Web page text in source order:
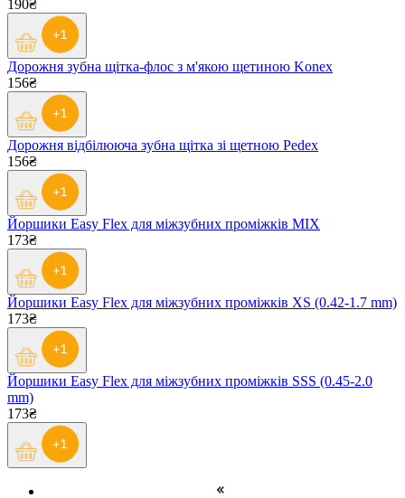
190₴
Дорожня зубна щітка-флос з м'якою щетиною Konex
156₴
Дорожня відбілююча зубна щітка зі щетною Pedex
156₴
Йоршики Easy Flex для міжзубних проміжків MIX
173₴
Йоршики Easy Flex для міжзубних проміжків XS (0.42-1.7 mm)
173₴
Йоршики Easy Flex для міжзубних проміжків SSS (0.45-2.0
mm)
173₴